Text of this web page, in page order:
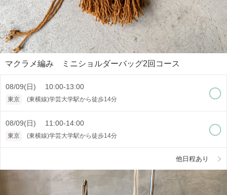
マクラメ編み ミニショルダーバッグ2回コース
08/09(日) 10:00-13:00
東京 (東横線)学芸大学駅から徒歩14分
08/09(日) 11:00-14:00
東京 (東横線)学芸大学駅から徒歩14分
他日程あり